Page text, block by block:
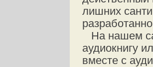
лишних
На нашем
аудиокнигу
вместе с